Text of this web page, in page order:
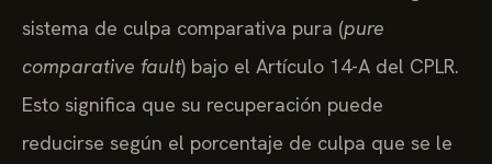
sistema de culpa comparativa pura (pure
comparative fault) bajo el Artículo 14-A del CPLR.
Esto significa que su recuperación puede
reducirse según el porcentaje de culpa que se le